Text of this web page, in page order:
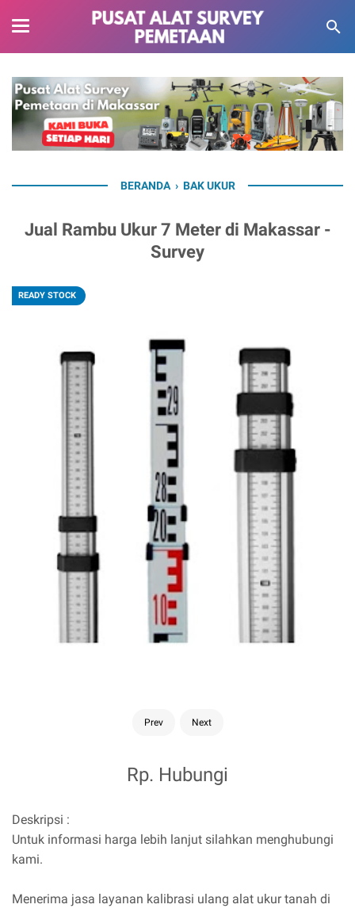
BERANDA › BAK UKUR
Jual Rambu Ukur 7 Meter di Makassar -
Survey
READY STOCK
Prev Next
Rp. Hubungi
Deskripsi :
Untuk informasi harga lebih lanjut silahkan menghubungi
kami.
Menerima jasa layanan kalibrasi ulang alat ukur tanah di